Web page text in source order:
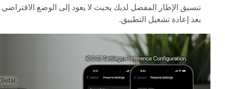
تنسيق الإطار المفضل لديك بحيث لا يعود إلى الوضع الافتراضي
بعد إعادة تشغيل التطبيق.